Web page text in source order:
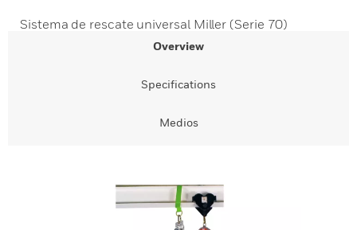
Sistema de rescate universal Miller (Serie 70)
Overview
Specifications
Medios